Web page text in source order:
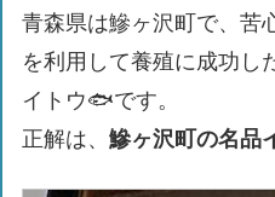
青森県は鰺ヶ沢町で、苦
を利用して養殖に成功し
イトウ🐟です。
正解は、鰺ヶ沢町の名品